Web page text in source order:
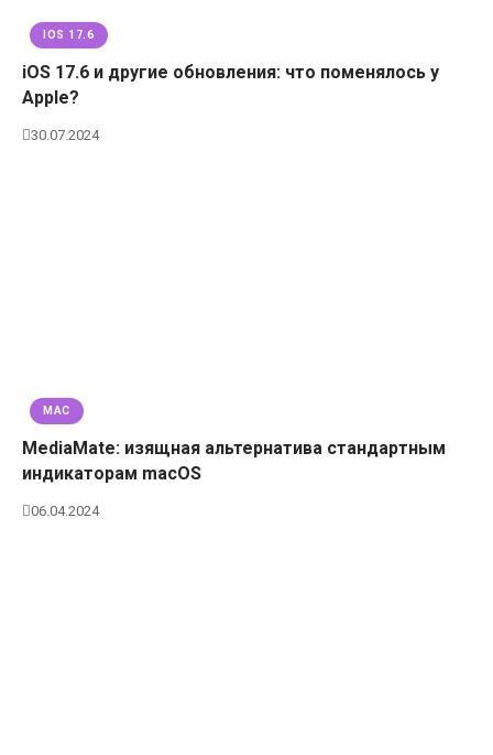
IOS 17.6
iOS 17.6 и другие обновления: что поменялось у
Apple?
30.07.2024
MAC
MediaMate: изящная альтернатива стандартным
индикаторам macOS
06.04.2024